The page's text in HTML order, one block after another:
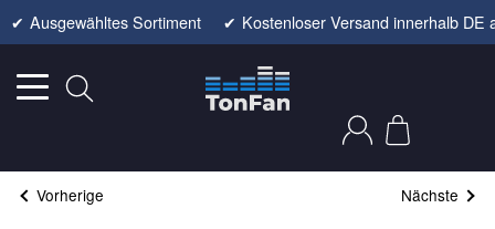
✔ Ausgewähltes Sortiment ✔ Kostenloser Versand innerhalb DE
Vorherige Nächste